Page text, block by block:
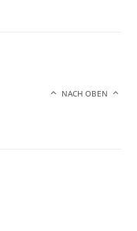
NACH OBEN